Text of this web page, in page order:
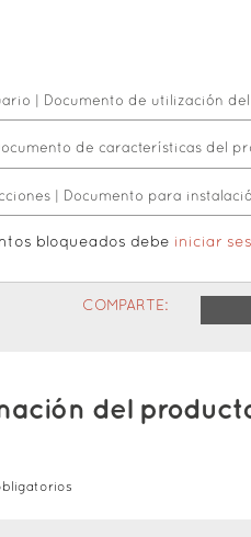
Documento de utilización
de características del
Documento para
bloqueados debe iniciar
COMPARTE:
del